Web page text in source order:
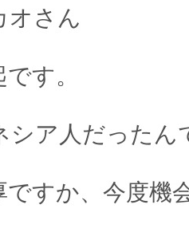
オさん
す。
シア人だったん
ですか、今度機